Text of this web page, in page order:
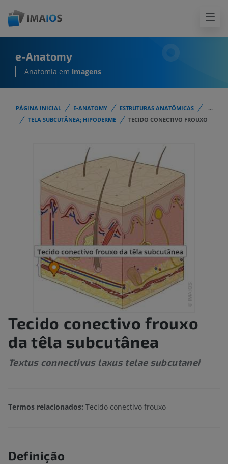
e-Anatomy
Anatomia em imagens
PÁGINA INICIAL E-ANATOMY ESTRUTURAS ANATÔMICAS
...
TELA SUBCUTÂNEA; HIPODERME
TECIDO CONECTIVO FROUXO
Tecido conectivo frouxo
da têla subcutânea
Textus connectivus laxus telae subcutanei
Termos relacionados: Tecido conectivo frouxo
Definição